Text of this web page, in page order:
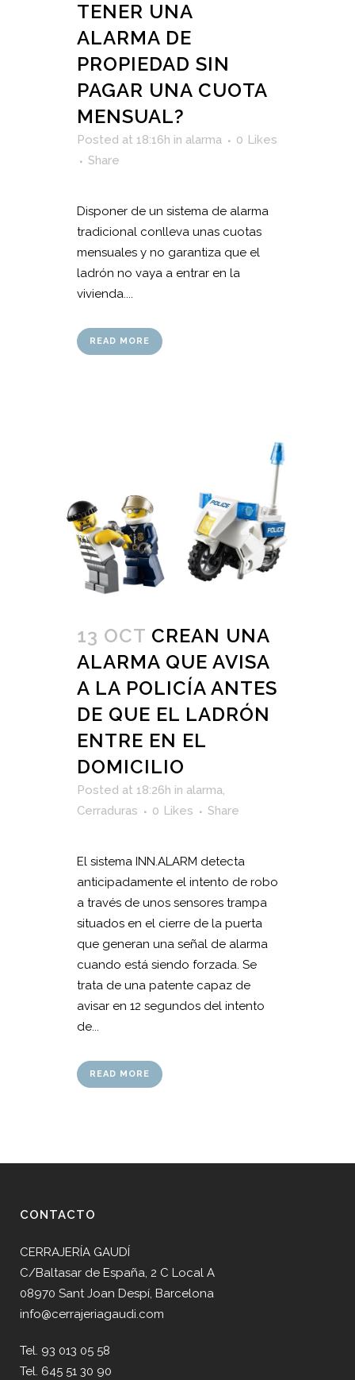
TENER UNA
ALARMA DE
PROPIEDAD SIN
PAGAR UNA CUOTA
MENSUAL?
Posted at 18:16h in alarma 0 Likes
Share
Disponer de un sistema de alarma
tradicional conlleva unas cuotas
mensuales y no garantiza que el
ladrón no vaya a entrar en la
vivienda....
READ MORE
13 OCT CREAN UNA
ALARMA QUE AVISA
A LA POLICÍA ANTES
DE QUE EL LADRÓN
ENTRE EN EL
DOMICILIO
Posted at 18:26h in alarma,
Cerraduras
0 Likes Share
El sistema INN.ALARM detecta
anticipadamente el intento de robo
a través de unos sensores trampa
situados en el cierre de la puerta
que generan una señal de alarma
cuando está siendo forzada. Se
trata de una patente capaz de
avisar en 12 segundos del intento
de...
READ MORE
CONTACTO
CERRAJERÍA GAUDÍ
C/Baltasar de España, 2 C Local A
08970 Sant Joan Despí, Barcelona
info@cerrajeriagaudi.com
Tel. 93 013 05 58
Tel. 645 51 30 90